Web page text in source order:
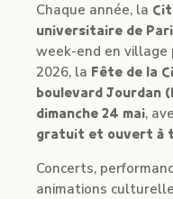
Chaque année, la
universitaire de
week-end en
2026, la Fête de la
boulevard Jourdan
dimanche 24 mai,
gratuit et ouvert à
Concerts,
animations